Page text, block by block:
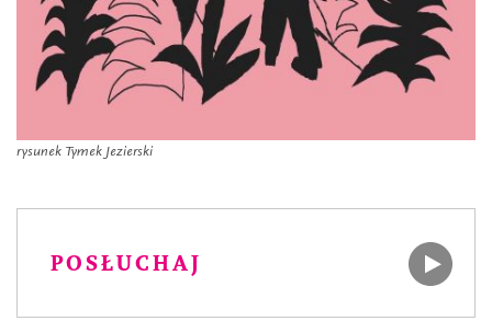
rysunek Tymek Jezierski
POSŁUCHAJ